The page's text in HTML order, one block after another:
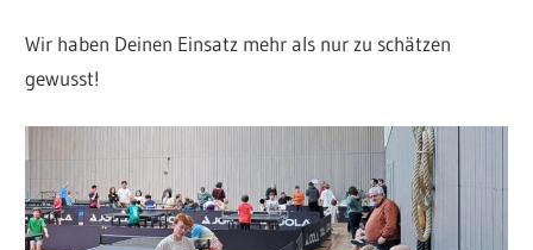
Wir haben Deinen Einsatz mehr als nur zu schätzen
gewusst!